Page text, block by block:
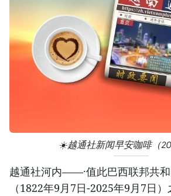
☀️越通社新闻早安咖啡（
越通社河内——·值此巴西联邦共
（1822年9月7日-2025年9月7日